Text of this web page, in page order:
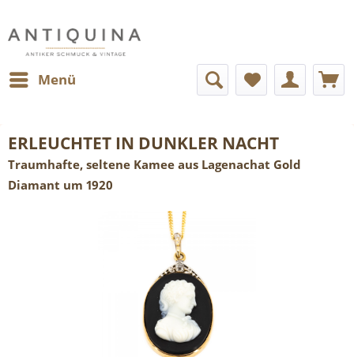
Menü
ERLEUCHTET IN DUNKLER NACHT
Traumhafte, seltene Kamee aus Lagenachat Gold
Diamant um 1920